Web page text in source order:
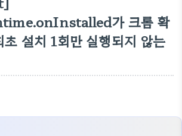
가 크롬 확
설치 1회만 실행되지 않는